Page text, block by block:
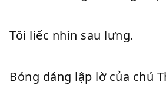
Tôi liếc nhìn sau lưng.
Bóng dáng lập lờ của chú